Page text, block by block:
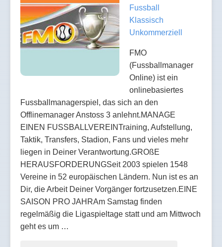
Fussball
Klassisch
Unkommerziell
FMO
(Fussballmanager
Online) ist ein
onlinebasiertes
Fussballmanagerspiel, das sich an den
Offlinemanager Anstoss 3 anlehnt.MANAGE
EINEN FUSSBALLVEREINTraining, Aufstellung,
Taktik, Transfers, Stadion, Fans und vieles mehr
liegen in Deiner Verantwortung.GROßE
HERAUSFORDERUNGSeit 2003 spielen 1548
Vereine in 52 europäischen Ländern. Nun ist es an
Dir, die Arbeit Deiner Vorgänger fortzusetzen.EINE
SAISON PRO JAHRAm Samstag finden
regelmäßig die Ligaspieltage statt und am Mittwoch
geht es um …